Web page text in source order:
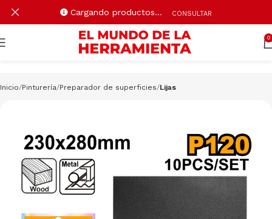
0
Inicio Pinturería Preparador de superficies Lijas
Cargando productos… CONSULTAR